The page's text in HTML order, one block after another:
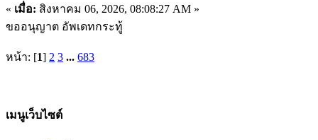
« เมื่อ: สิงหาคม 06, 2026, 08:08:27 AM »
ขออนุญาต อัพเดทกระทู้
หน้า: [1] 2 3 ... 683
เมนูเว็บไซต์